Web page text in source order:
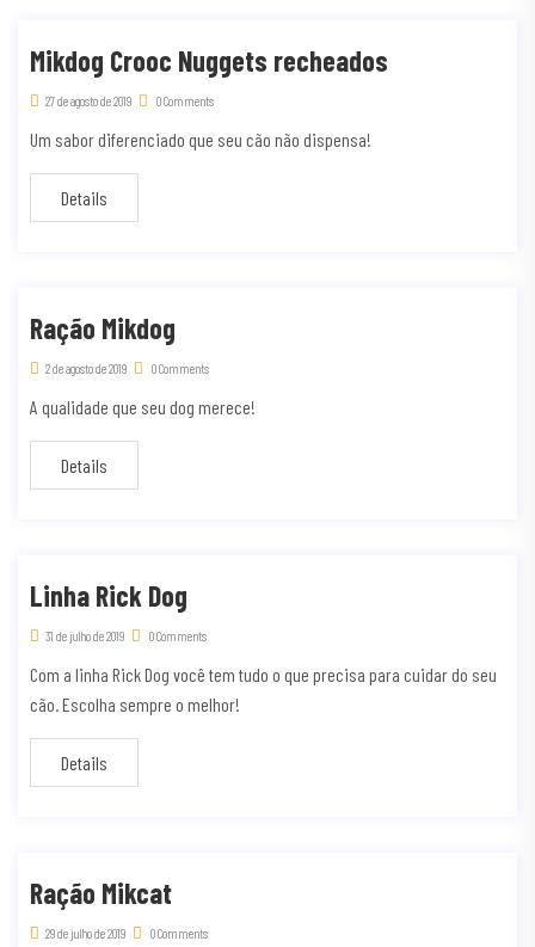
Mikdog Crooc Nuggets recheados
27 de agosto de 2019 0 Comments
Um sabor diferenciado que seu cão não dispensa!
Details
Ração Mikdog
2 de agosto de 2019 0 Comments
A qualidade que seu dog merece!
Details
Linha Rick Dog
31 de julho de 2019 0 Comments
Com a linha Rick Dog você tem tudo o que precisa para cuidar do seu
cão. Escolha sempre o melhor!
Details
Ração Mikcat
29 de julho de 2019 0 Comments